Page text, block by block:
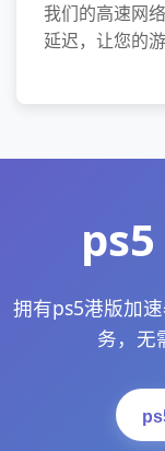
我们的高速网
延迟，让您的
拥有ps5港版加
务，无